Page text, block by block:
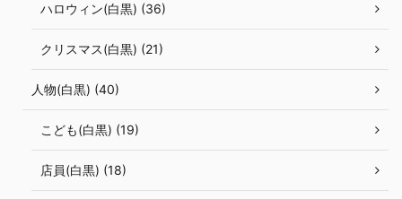
ハロウィン(白黒) (36)
クリスマス(白黒) (21)
人物(白黒) (40)
こども(白黒) (19)
店員(白黒) (18)